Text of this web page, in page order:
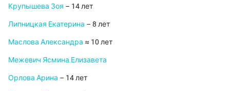
Крупышева Зоя – 14 лет
Липницкая Екатерина – 8 лет
Маслова Александра ≈ 10 лет
Межевич Ясмина Елизавета
Орлова Арина – 14 лет